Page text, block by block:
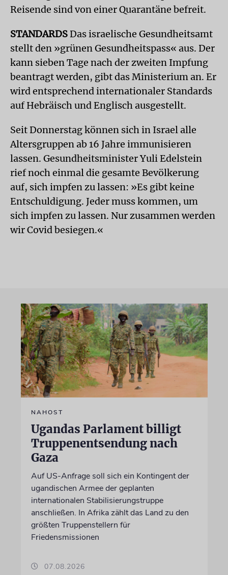
Reisende sind von einer Quarantäne befreit.
STANDARDSDas israelische Gesundheitsamt
stellt den »grünen Gesundheitspass« aus. Der
kann sieben Tage nach der zweiten Impfung
beantragt werden, gibt das Ministerium an. Er
wird entsprechend internationaler Standards
auf Hebräisch und Englisch ausgestellt.
Seit Donnerstag können sich in Israel alle
Altersgruppen ab 16 Jahre immunisieren
lassen. Gesundheitsminister Yuli Edelstein
rief noch einmal die gesamte Bevölkerung
auf, sich impfen zu lassen: »Es gibt keine
Entschuldigung. Jeder muss kommen, um
sich impfen zu lassen. Nur zusammen werden
wir Covid besiegen.«
NAHOST
Ugandas Parlament billigt
Truppenentsendung nach
Gaza
Auf US-Anfrage soll sich ein Kontingent der
ugandischen Armee der geplanten
internationalen Stabilisierungstruppe
anschließen. In Afrika zählt das Land zu den
größten Truppenstellern für
Friedensmissionen
07.08.2026